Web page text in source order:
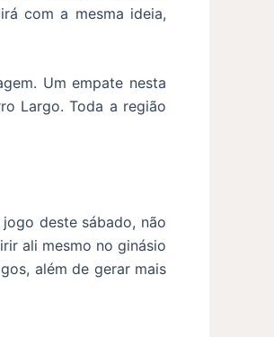
com a mesma ideia,
Um empate nesta
Largo. Toda a região
deste sábado, não
ali mesmo no ginásio
além de gerar mais